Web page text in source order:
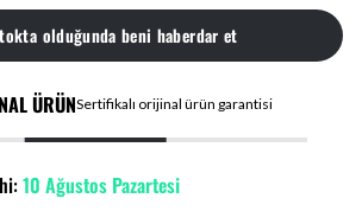
olduğunda beni haberdar et
ÜRÜNSertifikalı orijinal ürün garantisi
10 Ağustos Pazartesi